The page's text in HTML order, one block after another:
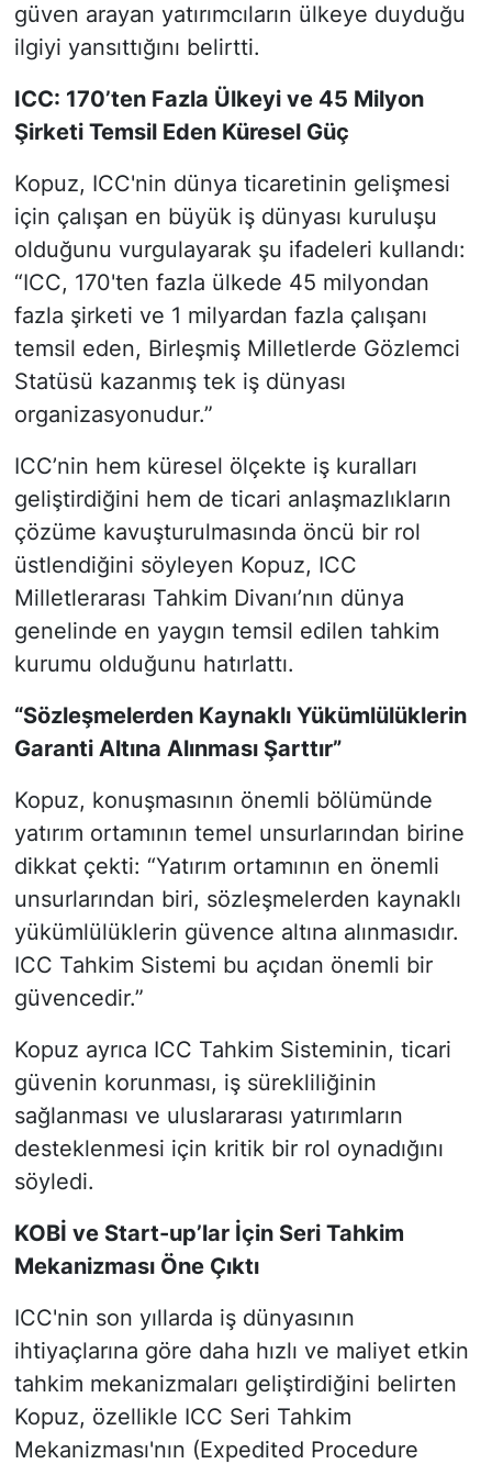
güven arayan yatırımcıların ülkeye duyduğu
ilgiyi yansıttığını belirtti.
ICC: 170’ten Fazla Ülkeyi ve 45 Milyon
Şirketi Temsil Eden Küresel Güç
Kopuz, ICC'nin dünya ticaretinin gelişmesi
için çalışan en büyük iş dünyası kuruluşu
olduğunu vurgulayarak şu ifadeleri kullandı:
“ICC, 170'ten fazla ülkede 45 milyondan
fazla şirketi ve 1 milyardan fazla çalışanı
temsil eden, Birleşmiş Milletlerde Gözlemci
Statüsü kazanmış tek iş dünyası
organizasyonudur.”
ICC’nin hem küresel ölçekte iş kuralları
geliştirdiğini hem de ticari anlaşmazlıkların
çözüme kavuşturulmasında öncü bir rol
üstlendiğini söyleyen Kopuz, ICC
Milletlerarası Tahkim Divanı’nın dünya
genelinde en yaygın temsil edilen tahkim
kurumu olduğunu hatırlattı.
“Sözleşmelerden Kaynaklı Yükümlülüklerin
Garanti Altına Alınması Şarttır”
Kopuz, konuşmasının önemli bölümünde
yatırım ortamının temel unsurlarından birine
dikkat çekti: “Yatırım ortamının en önemli
unsurlarından biri, sözleşmelerden kaynaklı
yükümlülüklerin güvence altına alınmasıdır.
ICC Tahkim Sistemi bu açıdan önemli bir
güvencedir.”
Kopuz ayrıca ICC Tahkim Sisteminin, ticari
güvenin korunması, iş sürekliliğinin
sağlanması ve uluslararası yatırımların
desteklenmesi için kritik bir rol oynadığını
söyledi.
KOBİ ve Start-up’lar İçin Seri Tahkim
Mekanizması Öne Çıktı
ICC'nin son yıllarda iş dünyasının
ihtiyaçlarına göre daha hızlı ve maliyet etkin
tahkim mekanizmaları geliştirdiğini belirten
Kopuz, özellikle ICC Seri Tahkim
Mekanizması'nın (Expedited Procedure